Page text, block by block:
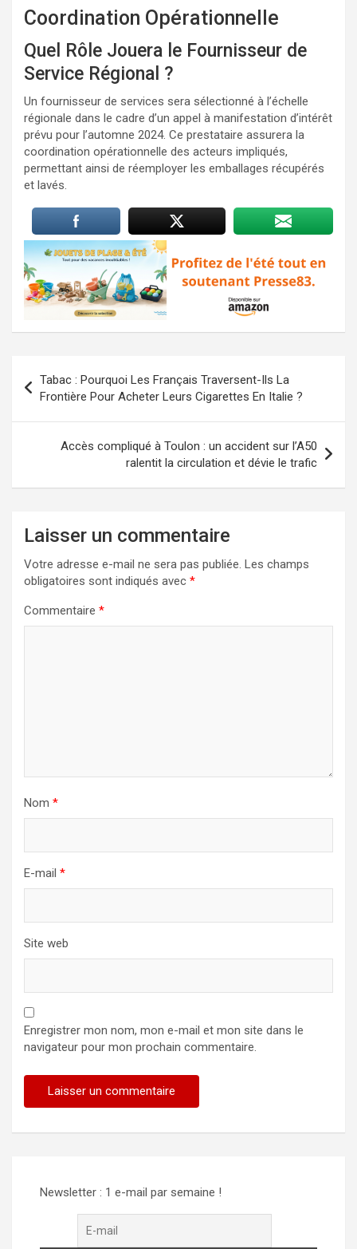
Coordination Opérationnelle
Quel Rôle Jouera le Fournisseur de
Service Régional ?
Un fournisseur de services sera sélectionné à l’échelle
régionale dans le cadre d’un appel à manifestation d’intérêt
prévu pour l’automne 2024. Ce prestataire assurera la
coordination opérationnelle des acteurs impliqués,
permettant ainsi de réemployer les emballages récupérés
et lavés.
de
l’article
Tabac : Pourquoi Les Français Traversent-Ils La
Frontière Pour Acheter Leurs Cigarettes En Italie ?
Accès compliqué à Toulon : un accident sur l’A50
ralentit la circulation et dévie le trafic
Laisser un commentaire
Votre adresse e-mail ne sera pas publiée. Les champs
obligatoires sont indiqués avec *
Commentaire *
Nom *
E-mail *
Site web
Enregistrer mon nom, mon e-mail et mon site dans le
navigateur pour mon prochain commentaire.
Newsletter : 1 e-mail par semaine !